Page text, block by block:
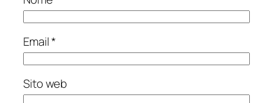
Email*
Sito web